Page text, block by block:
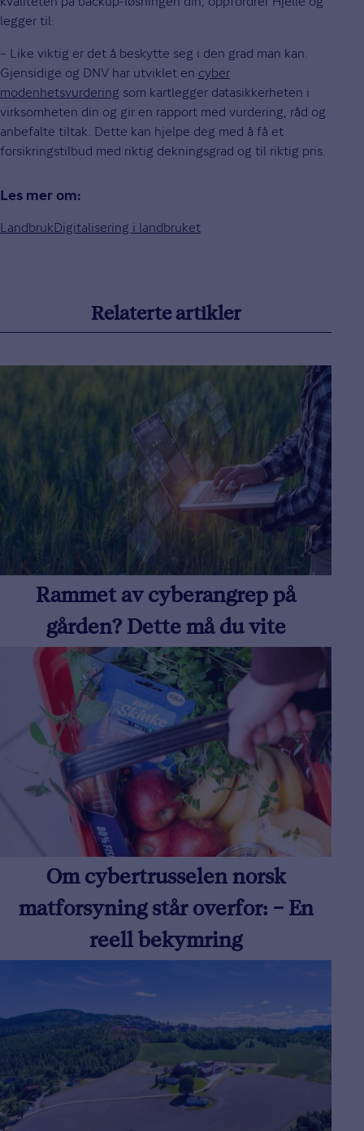
legger til:
– Like viktig er det å beskytte seg i den grad man kan.
Gjensidige og DNV har utviklet en cyber
modenhetsvurdering som kartlegger datasikkerheten i
virksomheten din og gir en rapport med vurdering, råd og
anbefalte tiltak. Dette kan hjelpe deg med å få et
forsikringstilbud med riktig dekningsgrad og til riktig pris.
Les mer om:
LandbrukDigitalisering i landbruket
Relaterte artikler
Rammet av cyberangrep på
gården? Dette må du vite
Om cybertrusselen norsk
matforsyning står overfor: – En
reell bekymring